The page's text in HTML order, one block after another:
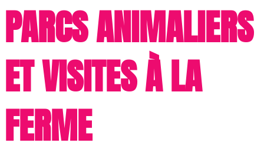
PARCS ANIMALIERS
ET VISITES À LA
FERME